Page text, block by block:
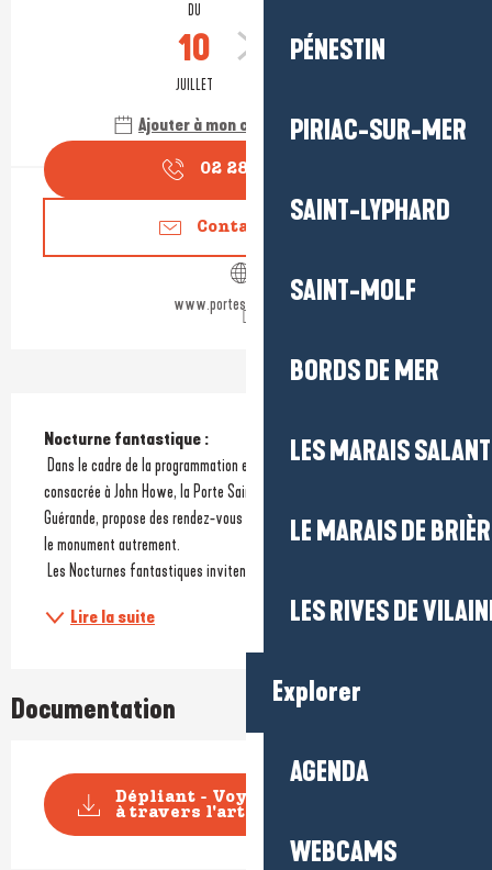
PÉNESTIN
PIRIAC-SUR-MER
SAINT-LYPHARD
SAINT-MOLF
BORDS DE MER
LES MARAIS
LE MARAIS DE
LES RIVES DE
Explorer
AGENDA
WEBCAMS
DU
10
JUILLET
30
Ajouter à mon calendrier Google
02 28 55 05
Contactez-nous
www.portesaintmichel.fr
Description
Nocturne fantastique :
consacrée à John Howe, la Porte Saint-Michel, Château-Musée de
Guérande, propose des rendez-vous en soirée permettant de découvrir
le monument autrement.
Les Nocturnes fantastiques invitent petits et grands à...
Lire la suite
Documentation
Dépliant - Voyages fantastiques
à travers l'art...